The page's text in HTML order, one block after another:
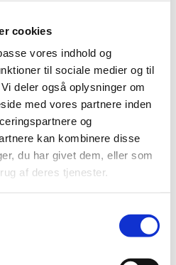
cookies
vores indhold og
til sociale medier og til
deler også oplysninger om
med vores partnere inden
og
kan kombinere disse
du har givet dem, eller som
af deres tjenester.
1995 er der indgået to vigtige
alle medlemmer. Den ene
(”Trade Facilitation
som trådte i kraft i 2017.
ud, skønnes aftalen at
handelsomkostninger med
med 1 billion USD
forbyder skadelige
til at udtømme verdens